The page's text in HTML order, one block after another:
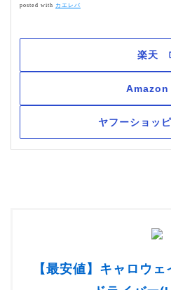
posted with カエレバ
【最安値】キャロウ